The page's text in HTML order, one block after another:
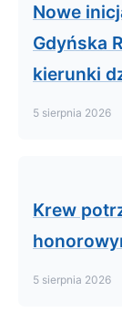
Nowe
Gdyńska
kierunki
5 sierpnia 2026
Krew
5 sierpnia 2026